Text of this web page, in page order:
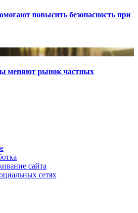
повысить безопасность при
меняют рынок частных
сайта
сетях